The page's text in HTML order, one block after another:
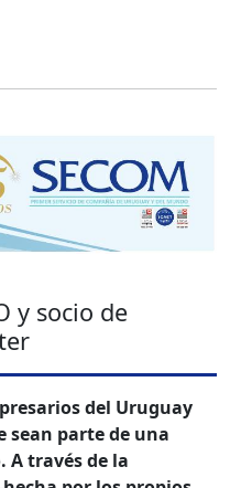
y socio de
del Uruguay
sean parte de una
A través de la